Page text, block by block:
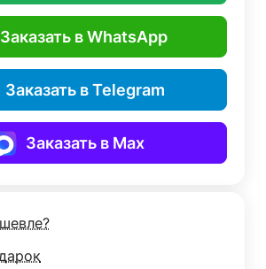
Заказать в WhatsApp
Заказать в Telegram
Заказать в Max